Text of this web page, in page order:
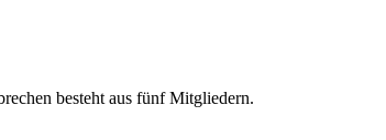
besteht aus fünf Mitgliedern.